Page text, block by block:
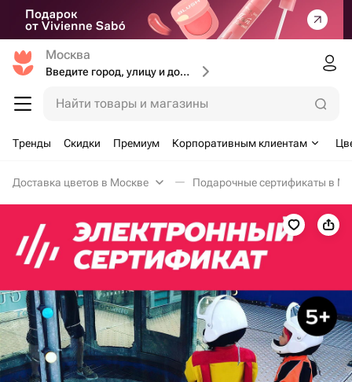
Москва
Введите город, улицу и дом доставки
Найти товары и магазины
Тренды Скидки Премиум Корпоративным клиентам
Доставка цветов в Москве Подарочные сертификаты в